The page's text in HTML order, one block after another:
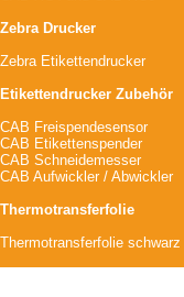
Zebra Drucker
Zebra Etikettendrucker
Etikettendrucker Zubehör
CAB Freispendesensor
CAB Etikettenspender
CAB Schneidemesser
CAB Aufwickler / Abwickler
Thermotransferfolie
Thermotransferfolie schwarz